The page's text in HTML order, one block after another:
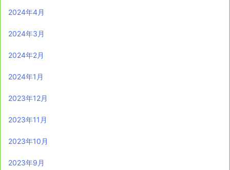
2024年4月
2024年3月
2024年2月
2024年1月
2023年12月
2023年11月
2023年10月
2023年9月